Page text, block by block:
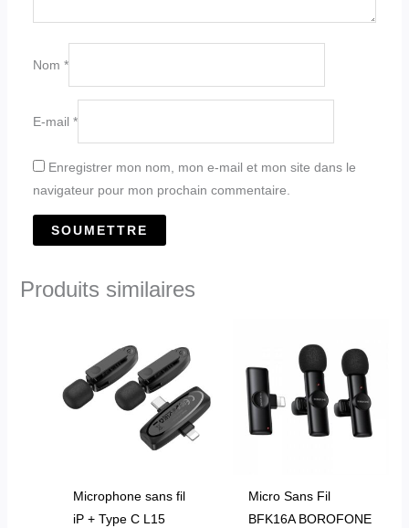
Nom *
E-mail *
Enregistrer mon nom, mon e-mail et mon site dans le
navigateur pour mon prochain commentaire.
Produits similaires
Microphone sans fil
iP + Type C L15
Micro Sans Fil
BFK16A BOROFONE
produit
a
plusieurs
variations.
peuvent
être